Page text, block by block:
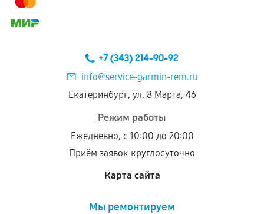
сохраняться полностью или частично, если
соблюдены следующие условия:
Установка была выполнена нашим сервисным
центром.
При этом гарантия на сами комплектующие
продавца. За качество сторонних деталей
сервисный центр ответственности не несет.
+7 (343) 214-90-92
info@service-garmin-rem.ru
Екатеринбург, ул. 8 Марта, 46
Режим работы
Ежедневно, с 10:00 до 20:00
Приём заявок круглосуточно
Карта сайта
Мы ремонтируем